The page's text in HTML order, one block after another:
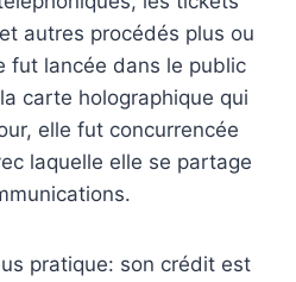
autres procédés plus ou
fut lancée dans le public
carte holographique qui
elle fut concurrencée
laquelle elle se partage
pratique: son crédit est